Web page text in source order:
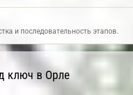
и последовательность этапов.
ключ в Орле